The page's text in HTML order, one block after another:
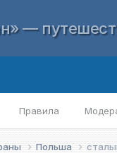
—
Правила
Польша